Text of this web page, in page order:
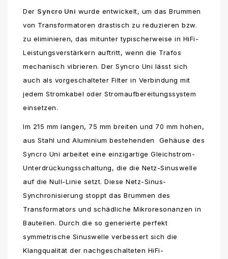
Der Syncro Uni wurde entwickelt, um das Brummen
von Transformatoren drastisch zu reduzieren bzw.
zu eliminieren, das mitunter typischerweise in HiFi-
Leistungsverstärkern auftritt, wenn die Trafos
mechanisch vibrieren. Der Syncro Uni lässt sich
auch als vorgeschalteter Filter in Verbindung mit
jedem Stromkabel oder Stromaufbereitungssystem
einsetzen.
Im 215 mm langen, 75 mm breiten und 70 mm hohen,
aus Stahl und Aluminium bestehenden Gehäuse des
Syncro Uni arbeitet eine einzigartige Gleichstrom-
Unterdrückungsschaltung, die die Netz-Sinuswelle
auf die Null-Linie setzt. Diese Netz-Sinus-
Synchronisierung stoppt das Brummen des
Transformators und schädliche Mikroresonanzen in
Bauteilen. Durch die so generierte perfekt
symmetrische Sinuswelle verbessert sich die
Klangqualität der nachgeschalteten HiFi-